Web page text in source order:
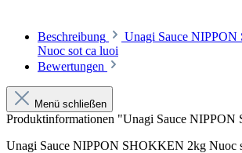
Beschreibung
Unagi Sauce
Nuoc sot ca luoi
Bewertungen
Menü schließen
Produktinformationen "Unagi Sauce
Unagi Sauce NIPPON SHOKKEN 2kg Nuoc